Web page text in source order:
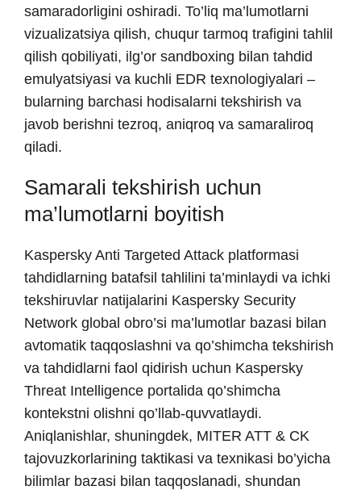
samaradorligini oshiradi. To’liq ma’lumotlarni
vizualizatsiya qilish, chuqur tarmoq trafigini tahlil
qilish qobiliyati, ilg’or sandboxing bilan tahdid
emulyatsiyasi va kuchli EDR texnologiyalari –
bularning barchasi hodisalarni tekshirish va
javob berishni tezroq, aniqroq va samaraliroq
qiladi.
Samarali tekshirish uchun
ma’lumotlarni boyitish
Kaspersky Anti Targeted Attack platformasi
tahdidlarning batafsil tahlilini ta’minlaydi va ichki
tekshiruvlar natijalarini Kaspersky Security
Network global obro’si ma’lumotlar bazasi bilan
avtomatik taqqoslashni va qo’shimcha tekshirish
va tahdidlarni faol qidirish uchun Kaspersky
Threat Intelligence portalida qo’shimcha
kontekstni olishni qo’llab-quvvatlaydi.
Aniqlanishlar, shuningdek, MITER ATT & CK
tajovuzkorlarining taktikasi va texnikasi bo’yicha
bilimlar bazasi bilan taqqoslanadi, shundan